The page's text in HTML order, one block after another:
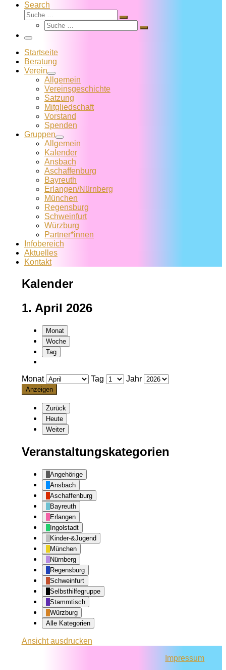
Search
Suche
Suche
Suche
Suche
Menü
Startseite
Beratung
Verein
Allgemein
Vereins­geschichte
Satzung
Mitglied­schaft
Vorstand
Spenden
Gruppen
Allgemein
Kalender
Ansbach
Aschaffenburg
Bayreuth
Erlangen/Nürnberg
München
Regensburg
Schweinfurt
Würzburg
Partner*innen
Infobereich
Aktuelles
Kontakt
Kalender
1. April 2026
Monat
Woche
Tag
Monat Tag Jahr
Zurück
Heute
Weiter
Veranstaltungskategorien
Angehörige
Ansbach
Aschaffenburg
Bayreuth
Erlangen
Ingolstadt
Kinder-&Jugend
München
Nürnberg
Regensburg
Schweinfurt
Selbsthilfegruppe
Stammtisch
Würzburg
Alle Kategorien
Ansichtausdrucken
Impressum